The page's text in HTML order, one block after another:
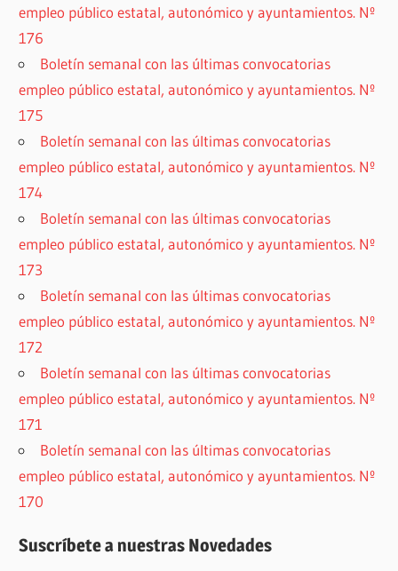
empleo público estatal, autonómico y ayuntamientos. Nº
176
Boletín semanal con las últimas convocatorias
empleo público estatal, autonómico y ayuntamientos. Nº
175
Boletín semanal con las últimas convocatorias
empleo público estatal, autonómico y ayuntamientos. Nº
174
Boletín semanal con las últimas convocatorias
empleo público estatal, autonómico y ayuntamientos. Nº
173
Boletín semanal con las últimas convocatorias
empleo público estatal, autonómico y ayuntamientos. Nº
172
Boletín semanal con las últimas convocatorias
empleo público estatal, autonómico y ayuntamientos. Nº
171
Boletín semanal con las últimas convocatorias
empleo público estatal, autonómico y ayuntamientos. Nº
170
Suscríbete a nuestras Novedades